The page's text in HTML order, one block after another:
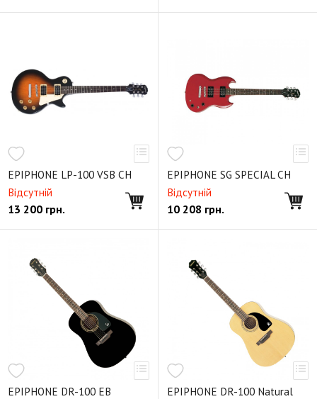
EPIPHONE LP-100 VSB CH
Відсутній
13 200 грн.
EPIPHONE SG SPECIAL CH
Відсутній
10 208 грн.
EPIPHONE DR-100 EВ
EPIPHONE DR-100 Natural